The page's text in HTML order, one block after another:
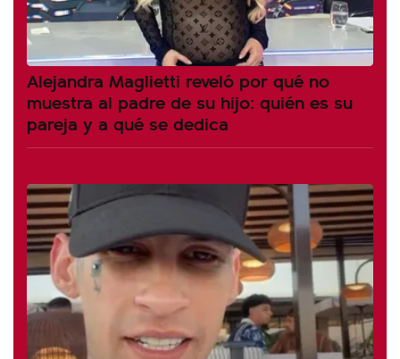
Alejandra Maglietti reveló por qué no
muestra al padre de su hijo: quién es su
pareja y a qué se dedica